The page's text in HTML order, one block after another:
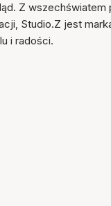
Z
Studio.Z jest
i radości.